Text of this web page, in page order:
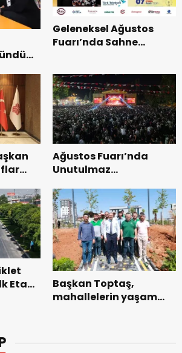
Geleneksel Ağustos
Fuarı’nda Sahne
Ağustos Fuarı’nda
Unutulmaz
Etap
Başkan Toptaş,
mahallelerin yaşam